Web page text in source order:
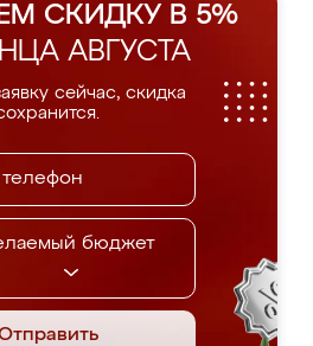
СКИДКУ В 5%
АВГУСТА
сейчас, скидка
бюджет